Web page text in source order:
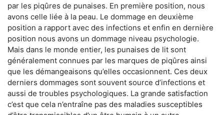
par les piqûres de punaises. En première position, nous
avons celle liée à la peau. Le dommage en deuxième
position a rapport avec des infections et enfin en dernière
position nous avons un dommage niveau psychologie.
Mais dans le monde entier, les punaises de lit sont
généralement connues par les marques de piqûres ainsi
que les démangeaisons qu’elles occasionnent. Ces deux
derniers dommages sont souvent source d’infections et
aussi de troubles psychologiques. La grande satisfaction
c’est que cela n’entraîne pas des maladies susceptibles